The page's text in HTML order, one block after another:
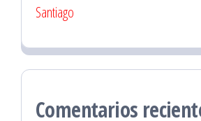
Santiago
Comentarios